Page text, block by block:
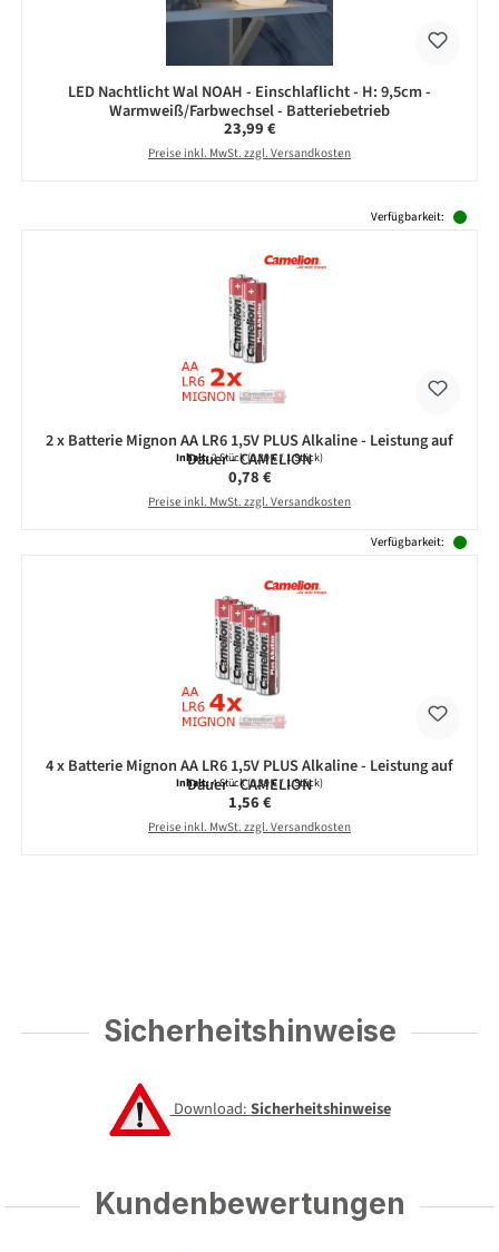
LED Nachtlicht Wal NOAH - Einschlaflicht - H: 9,5cm -
Warmweiß/Farbwechsel - Batteriebetrieb
Regulärer Preis:
23,99 €
Preise inkl. MwSt. zzgl. Versandkosten
Verfügbarkeit:
2 x Batterie Mignon AA LR6 1,5V PLUS Alkaline - Leistung auf
Dauer - CAMELION
Inhalt:2 Stück(0,39 € / 1 Stück)
Regulärer Preis:
0,78 €
Preise inkl. MwSt. zzgl. Versandkosten
Verfügbarkeit:
4 x Batterie Mignon AA LR6 1,5V PLUS Alkaline - Leistung auf
Dauer - CAMELION
Inhalt:4 Stück(0,39 € / 1 Stück)
Regulärer Preis:
1,56 €
Preise inkl. MwSt. zzgl. Versandkosten
Sicherheitshinweise
Download:Sicherheitshinweise
Kundenbewertungen